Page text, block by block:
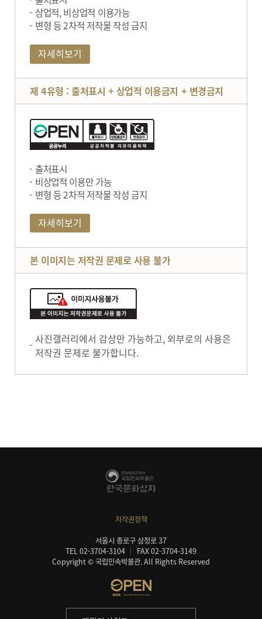
상업적, 비상업적 이용가능
변형 등 2차적 저작물 작성 금지
자세히보기
제 4유형 : 출처표시 + 상업적 이용금지 + 변경금지
출처표시
비상업적 이용만 가능
변형 등 2차적 저작물 작성 금지
자세히보기
본 이미지는 저작권 문제로 사용 불가
사진갤러리에서 감상만 가능하고, 외부로의 사용은
저작권 문제로 불가합니다.
저작권정책
서울시 종로구 삼청로 37
TEL 02-3704-3104
FAX 02-3704-3149
Copyright © 국립민속박물관. All Rights Reserved